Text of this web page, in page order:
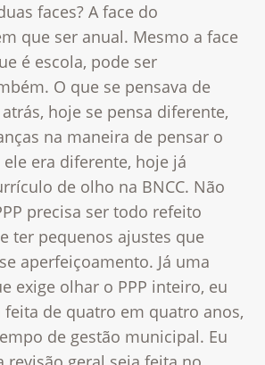
faces? A face do
que ser anual. Mesmo a face
é escola, pode ser
O que se pensava de
hoje se pensa diferente,
na maneira de pensar o
era diferente, hoje já
de olho na BNCC. Não
precisa ser todo refeito
ter pequenos ajustes que
aperfeiçoamento. Já uma
exige olhar o PPP inteiro, eu
de quatro em quatro anos,
de gestão municipal. Eu